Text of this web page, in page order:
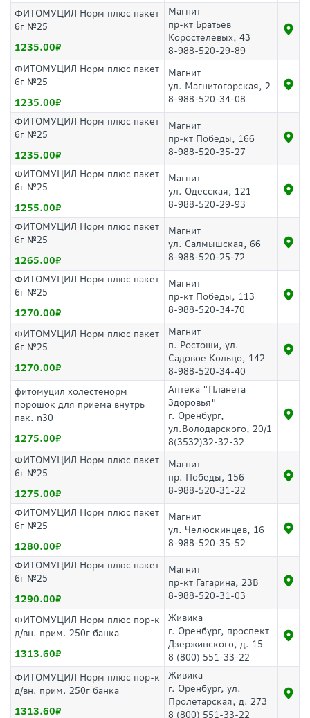
ФИТОМУЦИЛ Норм плюс пакет
6г №25
1235.00
Магнит
пр-кт Братьев
Коростелевых, 43
8-988-520-29-89
ФИТОМУЦИЛ Норм плюс пакет
6г №25
1235.00
Магнит
ул. Магнитогорская, 2
8-988-520-34-08
ФИТОМУЦИЛ Норм плюс пакет
6г №25
1235.00
Магнит
пр-кт Победы, 166
8-988-520-35-27
ФИТОМУЦИЛ Норм плюс пакет
6г №25
1255.00
Магнит
ул. Одесская, 121
8-988-520-29-93
ФИТОМУЦИЛ Норм плюс пакет
6г №25
1265.00
Магнит
ул. Салмышская, 66
8-988-520-25-72
ФИТОМУЦИЛ Норм плюс пакет
6г №25
1270.00
Магнит
пр-кт Победы, 113
8-988-520-34-70
ФИТОМУЦИЛ Норм плюс пакет
6г №25
1270.00
Магнит
п. Ростоши, ул.
Садовое Кольцо, 142
8-988-520-34-40
фитомуцил холестенорм
порошок для приема внутрь
пак. n30
1275.00
Аптека "Планета
Здоровья"
г. Оренбург,
ул.Володарского, 20/1
8(3532)32-32-32
ФИТОМУЦИЛ Норм плюс пакет
6г №25
1275.00
Магнит
пр. Победы, 156
8-988-520-31-22
ФИТОМУЦИЛ Норм плюс пакет
6г №25
1280.00
Магнит
ул. Челюскинцев, 16
8-988-520-35-52
ФИТОМУЦИЛ Норм плюс пакет
6г №25
1290.00
Магнит
пр-кт Гагарина, 23В
8-988-520-31-03
ФИТОМУЦИЛ Норм плюс пор-к
д/вн. прим. 250г банка
1313.60
Живика
г. Оренбург, проспект
Дзержинского, д. 15
8 (800) 551-33-22
ФИТОМУЦИЛ Норм плюс пор-к
д/вн. прим. 250г банка
1313.60
Живика
г. Оренбург, ул.
Пролетарская, д. 273
8 (800) 551-33-22